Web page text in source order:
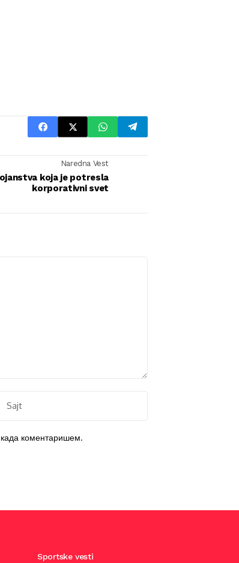
Naredna Vest
koja je potresla
korporativni svet
коментаришем.
Sportske vesti